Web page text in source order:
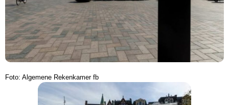
Foto: Algemene Rekenkamer fb